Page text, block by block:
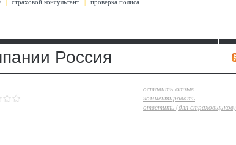
Россия
оставить отзыв
комментировать
ответить (для страховщиков)